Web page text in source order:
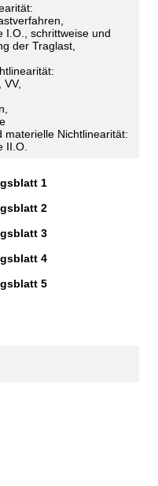
I.O., schrittweise und
der Traglast,
VV,
materielle Nichtlinearität:
II.O.
1
2
3
4
5